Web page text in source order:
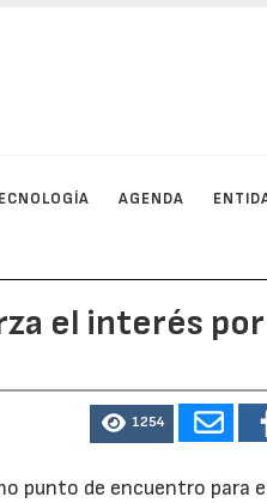
AGENDA
el interés
1254
punto de encuentro para